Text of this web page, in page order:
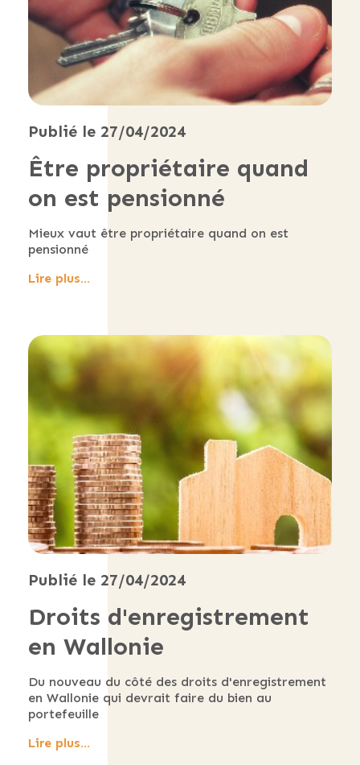
Publié le 27/04/2024
Être propriétaire quand
on est pensionné
Mieux vaut être propriétaire quand on est
pensionné
Lire plus...
Publié le 27/04/2024
Droits d'enregistrement
en Wallonie
Du nouveau du côté des droits d'enregistrement
en Wallonie qui devrait faire du bien au
portefeuille
Lire plus...